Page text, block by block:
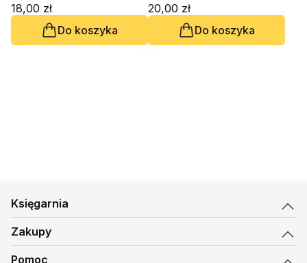
18,00 zł
Do koszyka
20,00 zł
Do koszyka
Księgarnia
Zakupy
Pomoc